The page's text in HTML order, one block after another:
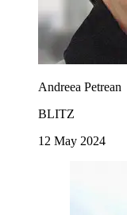
Andreea Petrean
BLITZ
12 May 2024